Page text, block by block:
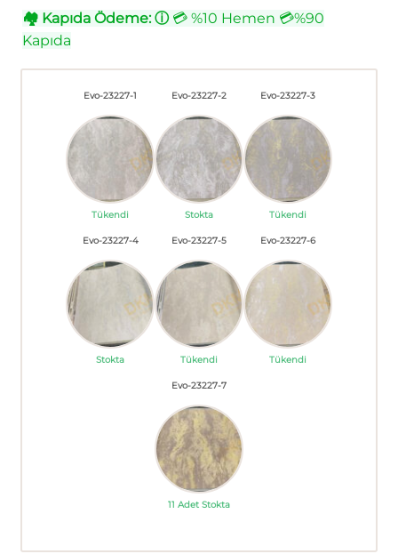
🏘 Kapıda Ödeme: ⓘ💳 %10 Hemen 💳%90
Kapıda
Evo-23227-1
Tükendi
Evo-23227-2
Stokta
Evo-23227-3
Tükendi
Evo-23227-4
Stokta
Evo-23227-5
Tükendi
Evo-23227-6
Tükendi
Evo-23227-7
11 Adet Stokta